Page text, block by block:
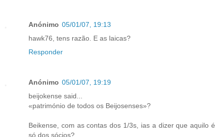
Anónimo 05/01/07, 19:13
hawk76, tens razão. E as laicas?
Responder
Anónimo 05/01/07, 19:19
beijokense said...
«património de todos os Beijosenses»?
Beikense, com as contas dos 1/3s, ias a dizer que aquilo é
só dos sócios?